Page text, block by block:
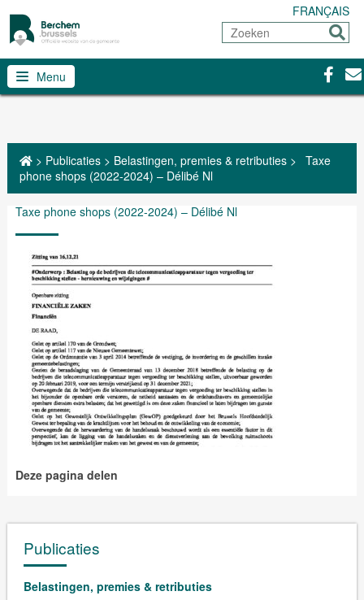
FRANÇAIS
Zoeken
Sturen
Menu
> Publicaties> Belastingen, premies & retributies> Taxe
phone shops (2022-2024) – Délibé Nl
Taxe phone shops (2022-2024) – Délibé Nl
Deze pagina delen
Publicaties
Belastingen, premies & retributies